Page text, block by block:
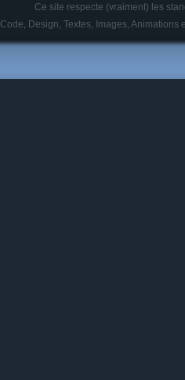
Ce site respecte (vraiment) les
Code, Design, Textes, Images,